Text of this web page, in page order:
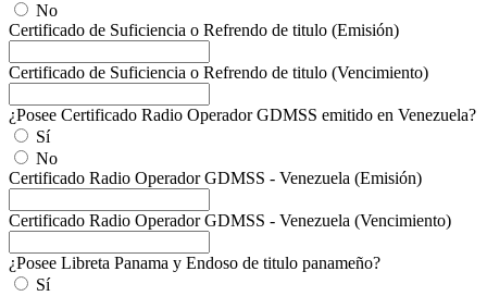
No
Certificado de Suficiencia o Refrendo de titulo (Emisión)
Certificado de Suficiencia o Refrendo de titulo (Vencimiento)
¿Posee Certificado Radio Operador GDMSS emitido en Venezuela?
Sí
No
Certificado Radio Operador GDMSS - Venezuela (Emisión)
Certificado Radio Operador GDMSS - Venezuela (Vencimiento)
¿Posee Libreta Panama y Endoso de titulo panameño?
Sí